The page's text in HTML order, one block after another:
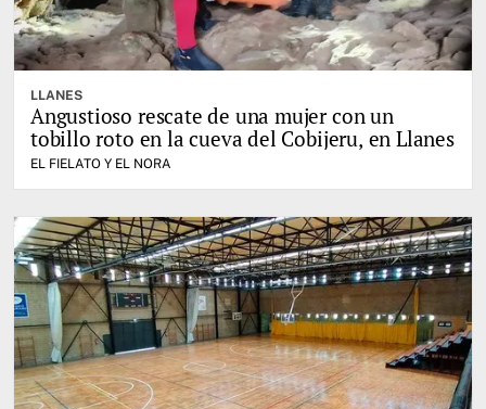
LLANES
Angustioso rescate de una mujer con un
tobillo roto en la cueva del Cobijeru, en Llanes
EL FIELATO Y EL NORA